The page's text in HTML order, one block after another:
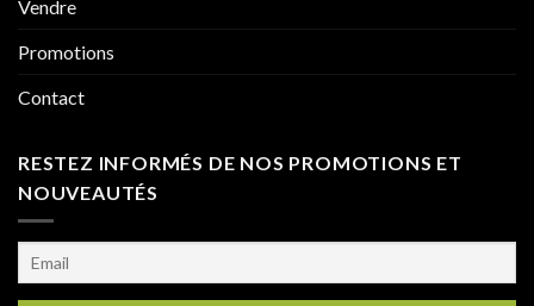
Vendre
Promotions
Contact
RESTEZ INFORMÉS DE NOS PROMOTIONS ET
NOUVEAUTÉS